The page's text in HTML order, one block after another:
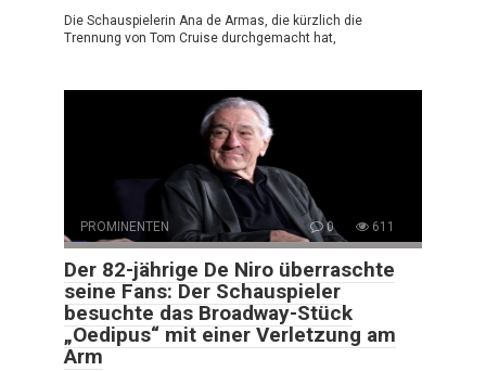
Die Schauspielerin Ana de Armas, die kürzlich die
Trennung von Tom Cruise durchgemacht hat,
PROMINENTEN 0 611
Der 82-jährige De Niro überraschte
seine Fans: Der Schauspieler
besuchte das Broadway-Stück
„Oedipus“ mit einer Verletzung am
Arm